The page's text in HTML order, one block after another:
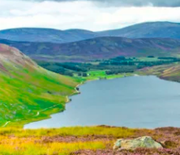
für spannende
in die Umgebung.
mehr
Landausflüge
Sehenswürdigkeiten an
Alle Schiffsreisen